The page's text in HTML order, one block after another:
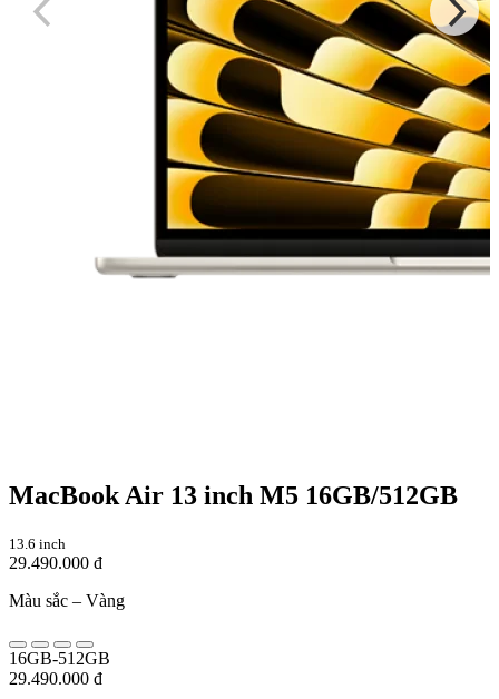
MacBook Air 13 inch M5 16GB/512GB
13.6 inch
29.490.000 đ
Màu sắc – Vàng
16GB-512GB
29.490.000 đ